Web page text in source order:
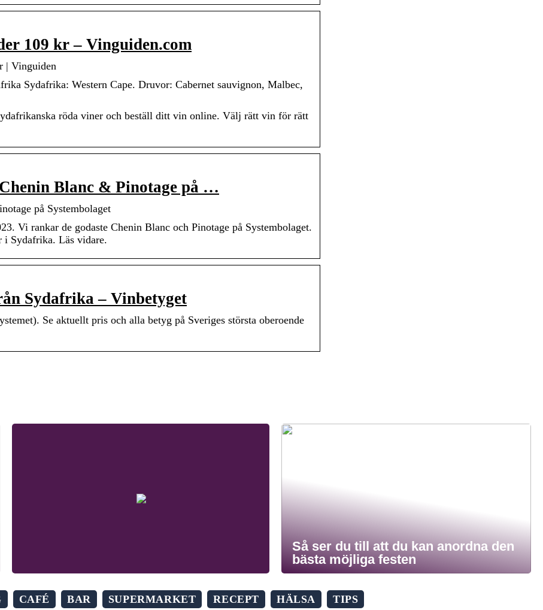
109 kr – Vinguiden.com
| Vinguiden
Sydafrika: Western Cape. Druvor: Cabernet sauvignon, Malbec,
röda viner och beställ ditt vin online. Välj rätt vin för rätt
Blanc & Pinotage på …
på Systembolaget
Vi rankar de godaste Chenin Blanc och Pinotage på Systembolaget.
i Sydafrika. Läs vidare.
Sydafrika – Vinbetyget
Se aktuellt pris och alla betyg på Sveriges största oberoende
Så ser du till att du kan anordna den
bästa möjliga festen
CAFÉ BAR SUPERMARKET RECEPT HÄLSA TIPS